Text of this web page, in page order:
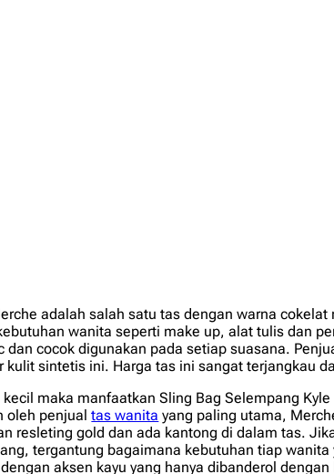
adalah salah satu tas dengan warna
wanita seperti make up, alat tulis dan
dan cocok digunakan pada setiap suasana.
kulit sintetis ini. Harga tas ini sangat terjangkau
maka manfaatkan Sling Bag Selempang
oleh penjualtas wanita yang paling utama,
resletinggold dan ada kantong di dalam tas.
tergantung bagaimana kebutuhan tiap
aksen kayu yang hanya dibanderol